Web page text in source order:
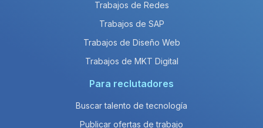
Trabajos de Redes
Trabajos de SAP
Trabajos de Diseño Web
Trabajos de MKT Digital
Para reclutadores
Buscar talento de tecnología
Publicar ofertas de trabajo